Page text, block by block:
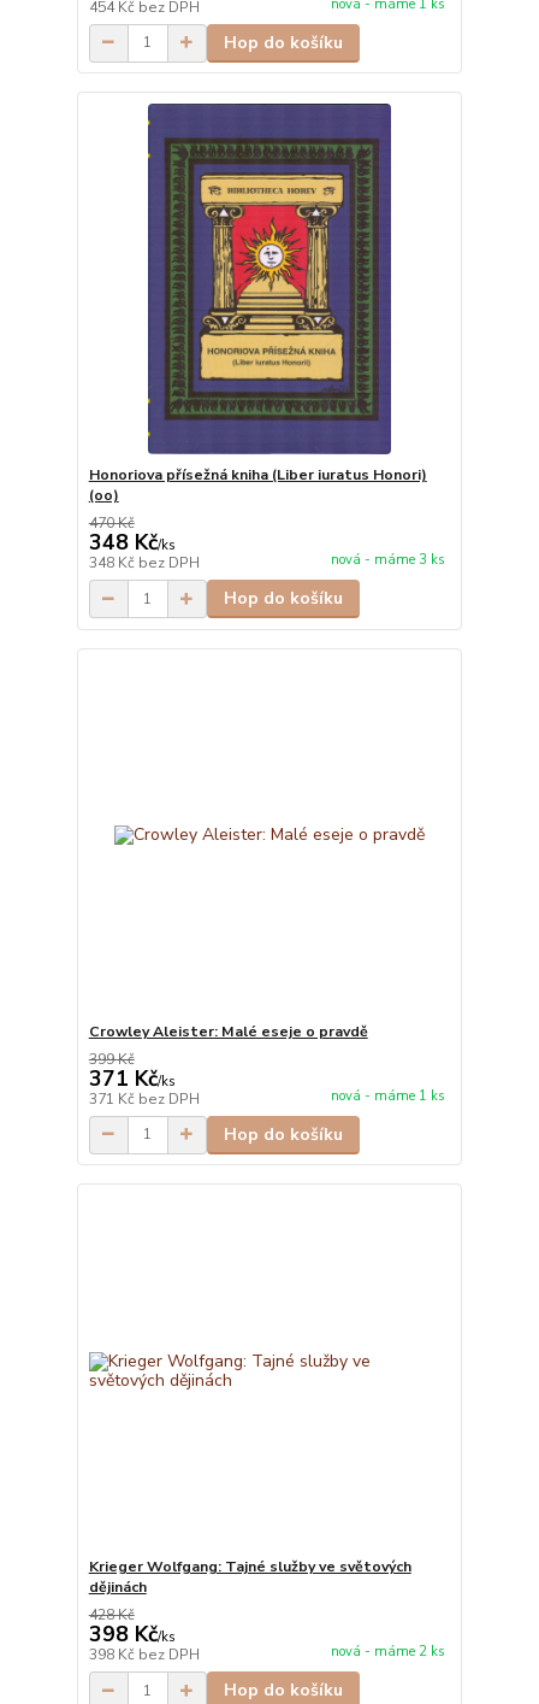
454 Kč bez DPH nová - máme 1 ks
Hop do košíku
Honoriova přísežná kniha (Liber iuratus Honori)
(oo)
470 Kč
348 Kč/ks
348 Kč bez DPH nová - máme 3 ks
Hop do košíku
Crowley Aleister: Malé eseje o pravdě
399 Kč
371 Kč/ks
371 Kč bez DPH nová - máme 1 ks
Hop do košíku
Krieger Wolfgang: Tajné služby ve světových
dějinách
428 Kč
398 Kč/ks
398 Kč bez DPH nová - máme 2 ks
Hop do košíku